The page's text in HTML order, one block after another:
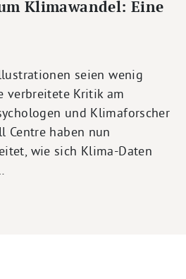
Klimawandel: Eine
seien wenig
verbreitete Kritik am
und Klimaforscher
Centre haben nun
wie sich Klima-Daten